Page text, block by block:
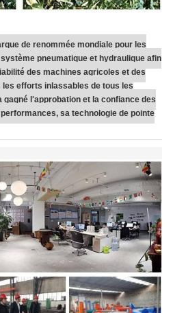
de renommée mondiale pour les
pneumatique et hydraulique afin
des machines agricoles et des
efforts inlassables de tous les
l'approbation et la confiance des
sa technologie de pointe